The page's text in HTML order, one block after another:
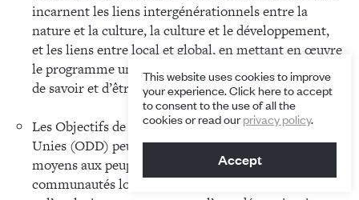
incarnent les liens intergénérationnels entre la
nature et la culture, la culture et le développement,
et les liens entre local et global, en mettant en œuvre
le programme universel à travers différents moyens
de savoir et d’être.
Les Objectifs de développement durable des Nations
Unies (ODD) peuvent servir d’outil pour donner les
moyens aux peuples autochtones et aux
communautés locales de surmonter la vulnérabilité
This website uses cookies to improve
your experience. Click here to accept
to consent to the use of all the
cookies or read ourprivacy policy.
Accept